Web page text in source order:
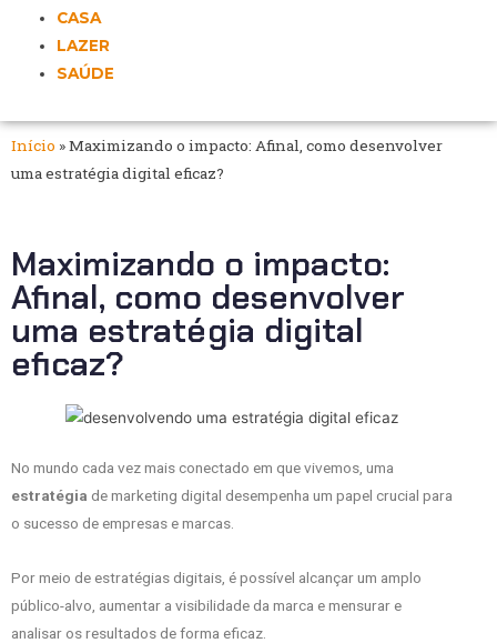
CASA
LAZER
SAÚDE
Início »Maximizando o impacto: Afinal, como desenvolver
uma estratégia digital eficaz?
Maximizando o impacto:
Afinal, como desenvolver
uma estratégia digital
eficaz?
No mundo cada vez mais conectado em que vivemos, uma
estratégia de marketing digital desempenha um papel crucial para
o sucesso de empresas e marcas.
Por meio de estratégias digitais, é possível alcançar um amplo
público-alvo, aumentar a visibilidade da marca e mensurar e
analisar os resultados de forma eficaz.